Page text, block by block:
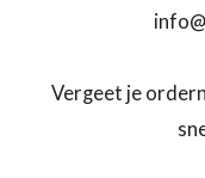
Vergeet je